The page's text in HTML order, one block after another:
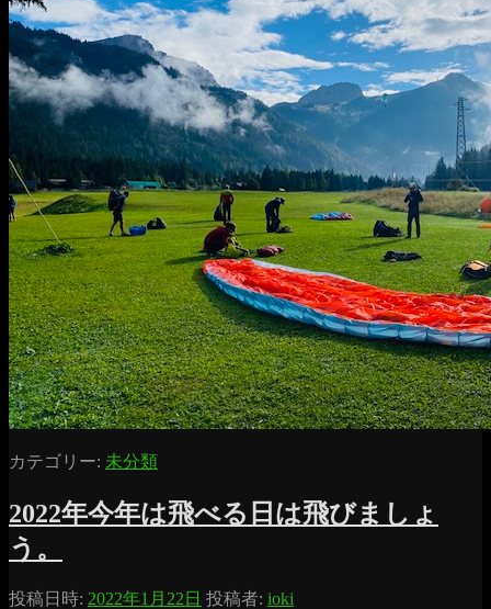
カテゴリー: 未分類
2022年今年は飛べる日は飛びましょ
う。
投稿日時: 2022年1月22日 投稿者: ioki